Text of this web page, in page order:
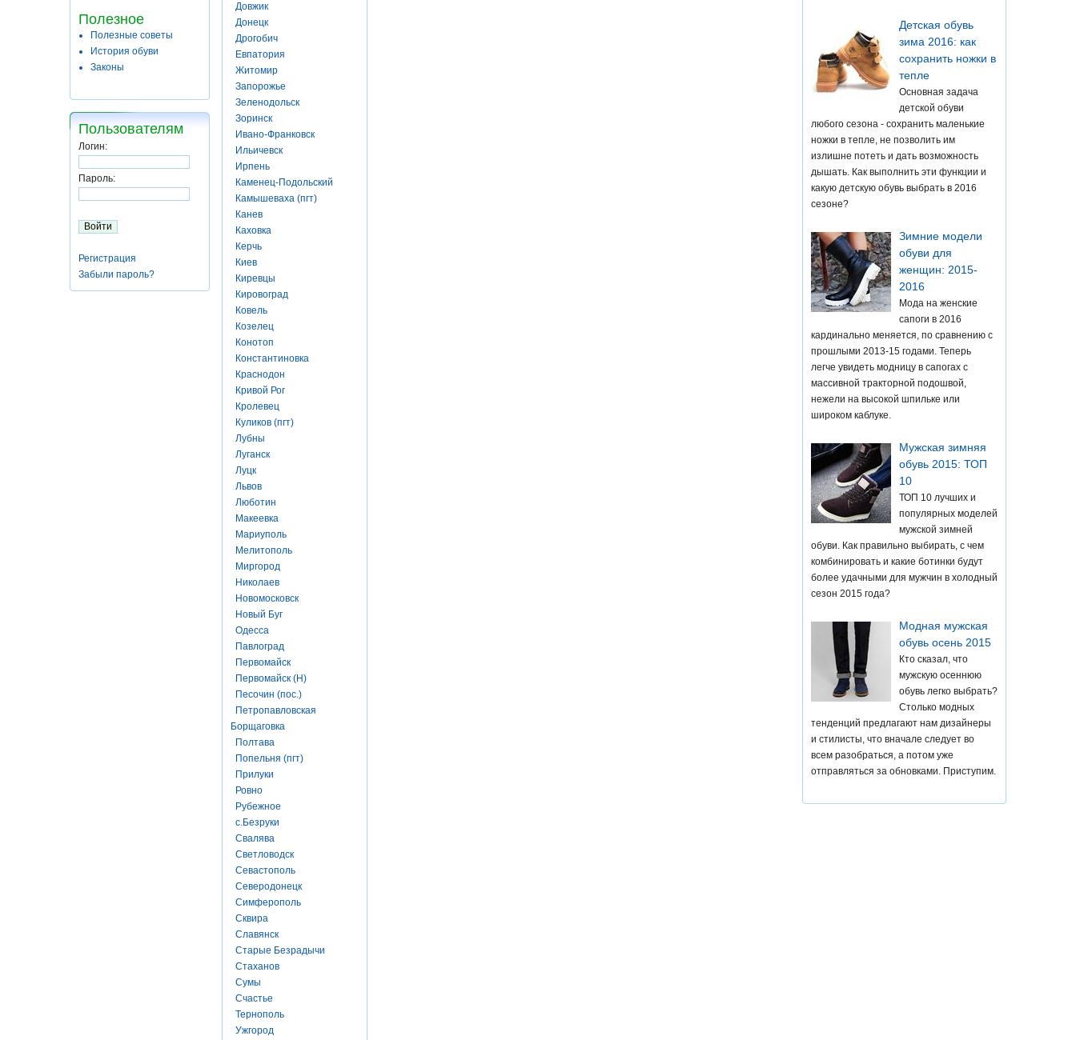
Полезное
Полезные советы
История обуви
Законы
Пользователям
Логин:
Пароль:
Регистрация
Забыли пароль?
Довжик
Донецк
Дрогобич
Евпатория
Житомир
Запорожье
Зеленодольск
Зоринск
Ивано-Франковск
Ильичевск
Ирпень
Каменец-Подольский
Камышеваха (пгт)
Канев
Каховка
Керчь
Киев
Киревцы
Кировоград
Ковель
Козелец
Конотоп
Константиновка
Краснодон
Кривой Рог
Кролевец
Куликов (пгт)
Лубны
Луганск
Луцк
Львов
Люботин
Макеевка
Мариуполь
Мелитополь
Миргород
Николаев
Новомосковск
Новый Буг
Одесса
Павлоград
Первомайск
Первомайск (Н)
Песочин (пос.)
Петропавловская
Борщаговка
Полтава
Попельня (пгт)
Прилуки
Ровно
Рубежное
с.Безруки
Свалява
Светловодск
Севастополь
Северодонецк
Симферополь
Сквира
Славянск
Старые Безрадычи
Стаханов
Сумы
Счастье
Тернополь
Ужгород
Детская обувь
зима 2016: как
сохранить ножки в
тепле
Основная задача
детской обуви
любого сезона - сохранить маленькие
ножки в тепле, не позволить им
излишне потеть и дать возможность
дышать. Как выполнить эти функции и
какую детскую обувь выбрать в 2016
сезоне?
Зимние модели
обуви для
женщин: 2015-
2016
Мода на женские
сапоги в 2016
кардинально меняется, по сравнению с
прошлыми 2013-15 годами. Теперь
легче увидеть модницу в сапогах с
массивной тракторной подошвой,
нежели на высокой шпильке или
широком каблуке.
Мужская зимняя
обувь 2015: ТОП
10
ТОП 10 лучших и
популярных моделей
мужской зимней
обуви. Как правильно выбирать, с чем
комбинировать и какие ботинки будут
более удачными для мужчин в холодный
сезон 2015 года?
Модная мужская
обувь осень 2015
Кто сказал, что
мужскую осеннюю
обувь легко выбрать?
Столько модных
тенденций предлагают нам дизайнеры
и стилисты, что вначале следует во
всем разобраться, а потом уже
отправляться за обновками. Приступим.